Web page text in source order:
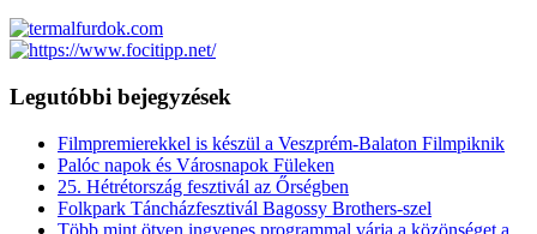
Legutóbbi bejegyzések
Filmpremierekkel is készül a Veszprém-Balaton Filmpiknik
Palóc napok és Városnapok Füleken
25. Hétrétország fesztivál az Őrségben
Folkpark Táncházfesztivál Bagossy Brothers-szel
Több mint ötven ingyenes programmal várja a közönséget a